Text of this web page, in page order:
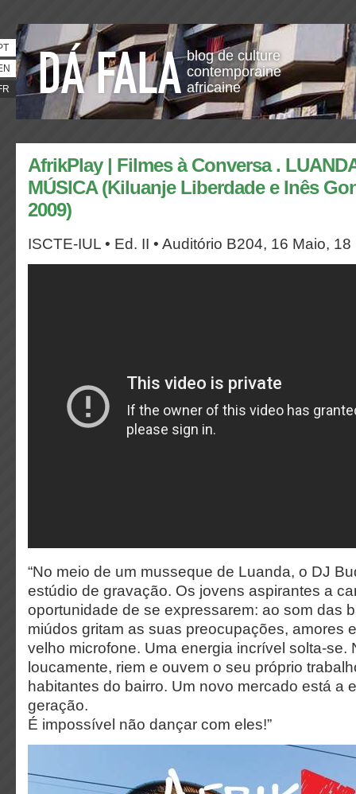
blog de culture
contemporaine
africaine
AfrikPlay | Filmes à Conversa .
MÚSICA (Kiluanje Liberdade e Inês
2009)
ISCTE-IUL • Ed. II • Auditório B204, 16 Maio,
“No meio de um musseque de Luanda, o DJ
estúdio de gravação. Os jovens aspirantes a
oportunidade de se expressarem: ao som das
miúdos gritam as suas preocupações, amores
velho microfone. Uma energia incrível solta-se.
loucamente, riem e ouvem o seu próprio
habitantes do bairro. Um novo mercado está a
geração.
É impossível não dançar com eles!”